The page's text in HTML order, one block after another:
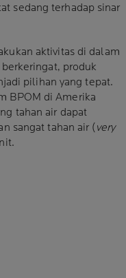
sedang terhadap sinar
aktivitas di dalam
produk
pilihan yang tepat.
BPOM di Amerika
tahan air dapat
sangat tahan air (very